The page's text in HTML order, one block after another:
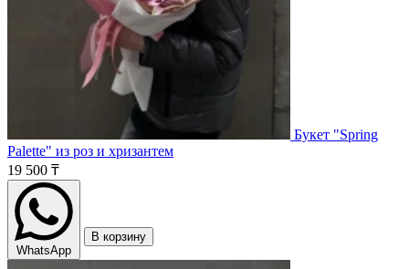
Букет "Spring
Palette" из роз и хризантем
19 500 ₸
WhatsApp
В корзину